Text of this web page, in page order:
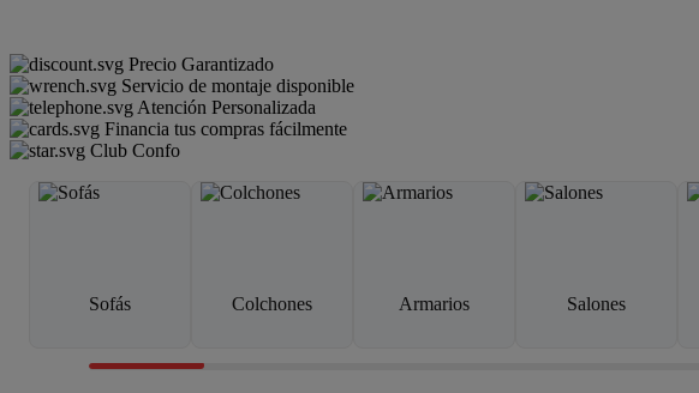
Precio Garantizado
Servicio de montaje disponible
Atención Personalizada
Financia tus compras fácilmente
Club Confo
Sofás Colchones Armarios Salones